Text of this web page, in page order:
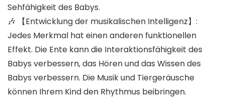
Sehfähigkeit des Babys.
🎶 【Entwicklung der musikalischen Intelligenz】:
Jedes Merkmal hat einen anderen funktionellen
Effekt. Die Ente kann die Interaktionsfähigkeit des
Babys verbessern, das Hören und das Wissen des
Babys verbessern. Die Musik und Tiergeräusche
können Ihrem Kind den Rhythmus beibringen.